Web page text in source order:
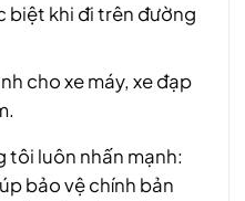
biệt khi đi trên đường
cho xe máy, xe đạp
tôi luôn nhấn mạnh:
bảo vệ chính bản